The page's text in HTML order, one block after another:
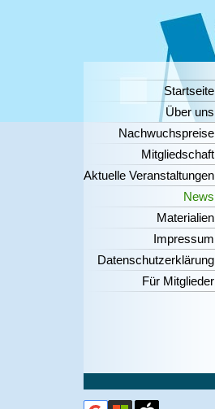
Startseite
Über uns
Nachwuchspreise
Mitgliedschaft
Aktuelle Veranstaltungen
News
Materialien
Impressum
Datenschutzerklärung
Für Mitglieder